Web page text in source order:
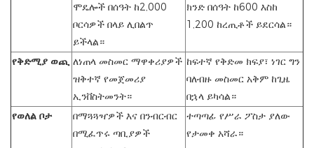
ሞዴሎች በሰዓት ከ2,000
ቦርሳዎች በላይ ሊበልጥ
ይችላል።
ክንድ በሰዓት ከ600 እስከ
1,200 ከረጢቶች ይደርሳል።
የቅድሚያ ወጪ ለነጠላ መስመር ማዋቀሪያዎች
ዝቅተኛ የመጀመሪያ
ኢንቨስትመንት።
ከፍተኛ የቅድመ ክፍያ፣ ነገር ግን
ባለብዙ መስመር አቅም ከጊዜ
በኋላ ይካሳል።
የወለል ቦታ
በማጓጓዣዎች እና በንብርብር
በሚፈጥሩ ጣቢያዎች
ተጣጣፊ የሥራ ፖስታ ያለው
የታመቀ አሻራ።